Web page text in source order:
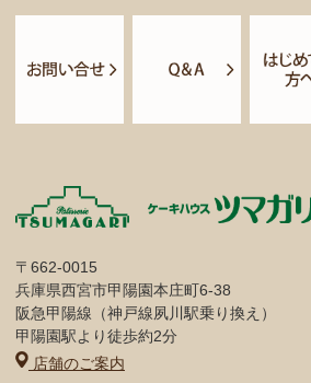
〒662-0015
兵庫県西宮市甲陽園本庄町6-38
阪急甲陽線（神戸線夙川駅乗り換え）
甲陽園駅より徒歩約2分
店舗のご案内